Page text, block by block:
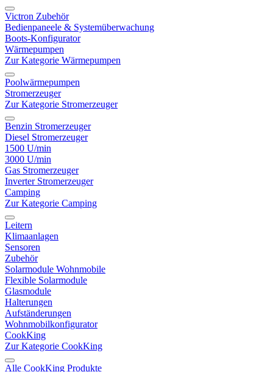
Victron Zubehör
Bedienpaneele & Systemüberwachung
Boots-Konfigurator
Wärmepumpen
Zur Kategorie Wärmepumpen
Poolwärmepumpen
Stromerzeuger
Zur Kategorie Stromerzeuger
Benzin Stromerzeuger
Diesel Stromerzeuger
1500 U/min
3000 U/min
Gas Stromerzeuger
Inverter Stromerzeuger
Camping
Zur Kategorie Camping
Leitern
Klimaanlagen
Sensoren
Zubehör
Solarmodule Wohnmobile
Flexible Solarmodule
Glasmodule
Halterungen
Aufständerungen
Wohnmobilkonfigurator
CookKing
Zur Kategorie CookKing
Alle CookKing Produkte